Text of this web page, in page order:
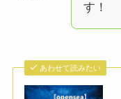
す！
あわせて読みたい